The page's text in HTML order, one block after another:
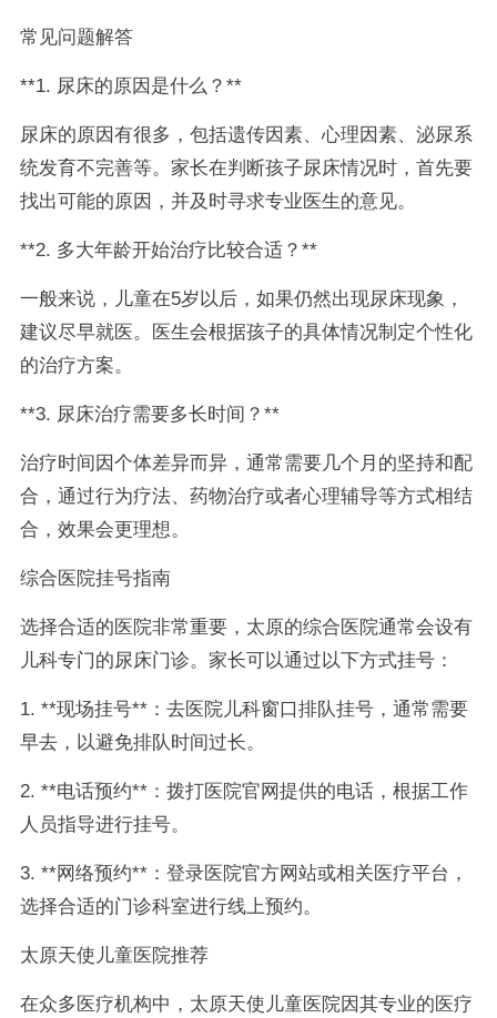
常见问题解答
**1. 尿床的原因是什么？**
尿床的原因有很多，包括遗传因素、心理因素、泌尿系
统发育不完善等。家长在判断孩子尿床情况时，首先要
找出可能的原因，并及时寻求专业医生的意见。
**2. 多大年龄开始治疗比较合适？**
一般来说，儿童在5岁以后，如果仍然出现尿床现象，
建议尽早就医。医生会根据孩子的具体情况制定个性化
的治疗方案。
**3. 尿床治疗需要多长时间？**
治疗时间因个体差异而异，通常需要几个月的坚持和配
合，通过行为疗法、药物治疗或者心理辅导等方式相结
合，效果会更理想。
综合医院挂号指南
选择合适的医院非常重要，太原的综合医院通常会设有
儿科专门的尿床门诊。家长可以通过以下方式挂号：
1. **现场挂号**：去医院儿科窗口排队挂号，通常需要
早去，以避免排队时间过长。
2. **电话预约**：拨打医院官网提供的电话，根据工作
人员指导进行挂号。
3. **网络预约**：登录医院官方网站或相关医疗平台，
选择合适的门诊科室进行线上预约。
太原天使儿童医院推荐
在众多医疗机构中，太原天使儿童医院因其专业的医疗